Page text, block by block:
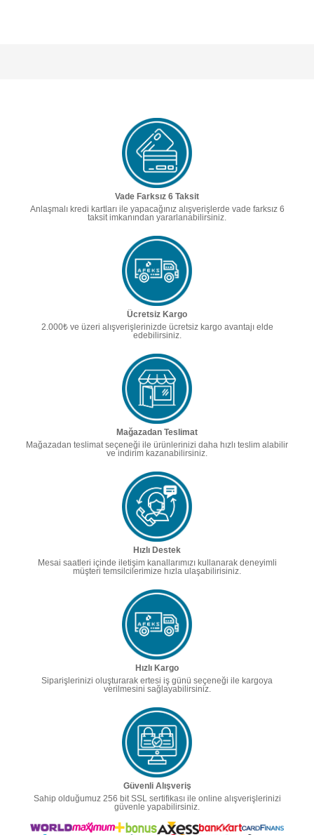
Vade Farksız 6 Taksit
Anlaşmalı kredi kartları ile yapacağınız alışverişlerde vade farksız 6
taksit imkanından yararlanabilirsiniz.
Ücretsiz Kargo
2.000₺ ve üzeri alışverişlerinizde ücretsiz kargo avantajı elde
edebilirsiniz.
Mağazadan Teslimat
Mağazadan teslimat seçeneği ile ürünlerinizi daha hızlı teslim alabilir
ve indirim kazanabilirsiniz.
Hızlı Destek
Mesai saatleri içinde iletişim kanallarımızı kullanarak deneyimli
müşteri temsilcilerimize hızla ulaşabilirisiniz.
Hızlı Kargo
Siparişlerinizi oluşturarak ertesi iş günü seçeneği ile kargoya
verilmesini sağlayabilirsiniz.
Güvenli Alışveriş
Sahip olduğumuz 256 bit SSL sertifikası ile online alışverişlerinizi
güvenle yapabilirsiniz.